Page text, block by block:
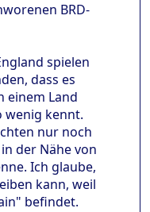
BRD-
spielen
dass es
einem Land
wenig kennt.
nur noch
der Nähe von
Ich glaube,
kann, weil
befindet.